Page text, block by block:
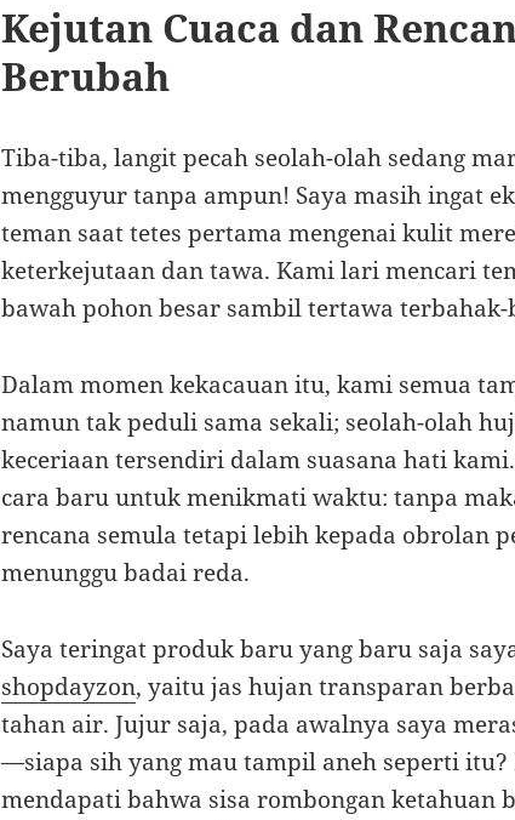
Kejutan Cuaca dan
Berubah
Tiba-tiba, langit pecah seolah-olah sedang
mengguyur tanpa ampun! Saya masih ingat
teman saat tetes pertama mengenai kulit
keterkejutaan dan tawa. Kami lari mencari
bawah pohon besar sambil tertawa terbahak-
Dalam momen kekacauan itu, kami semua
namun tak peduli sama sekali; seolah-olah
keceriaan tersendiri dalam suasana hati
cara baru untuk menikmati waktu: tanpa
rencana semula tetapi lebih kepada obrolan
menunggu badai reda.
Saya teringat produk baru yang baru saja
shopdayzon, yaitu jas hujan transparan
tahan air. Jujur saja, pada awalnya saya
—siapa sih yang mau tampil aneh seperti
mendapati bahwa sisa rombongan ketahuan